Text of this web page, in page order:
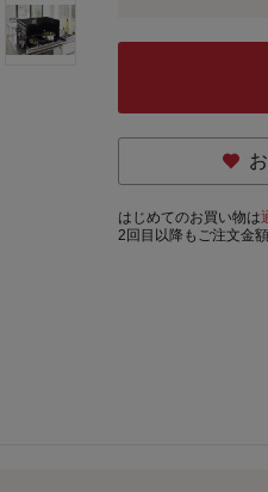
はじめてのお買い物は
2回目以降もご注文金